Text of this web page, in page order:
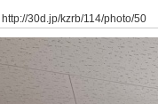
http://30d.jp/kzrb/114/photo/50